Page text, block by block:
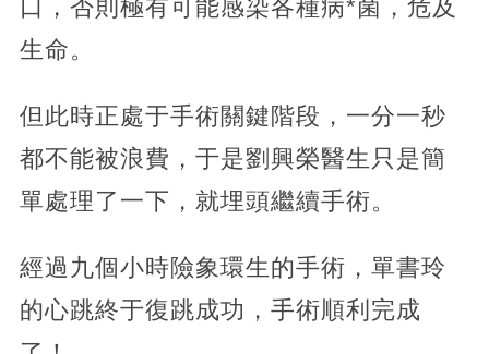
口，否則極有可能感染各種病*菌，危及
生命。
但此時正處于手術關鍵階段，一分一秒
都不能被浪費，于是劉興榮醫生只是簡
單處理了一下，就埋頭繼續手術。
經過九個小時險象環生的手術，單書玲
的心跳終于復跳成功，手術順利完成